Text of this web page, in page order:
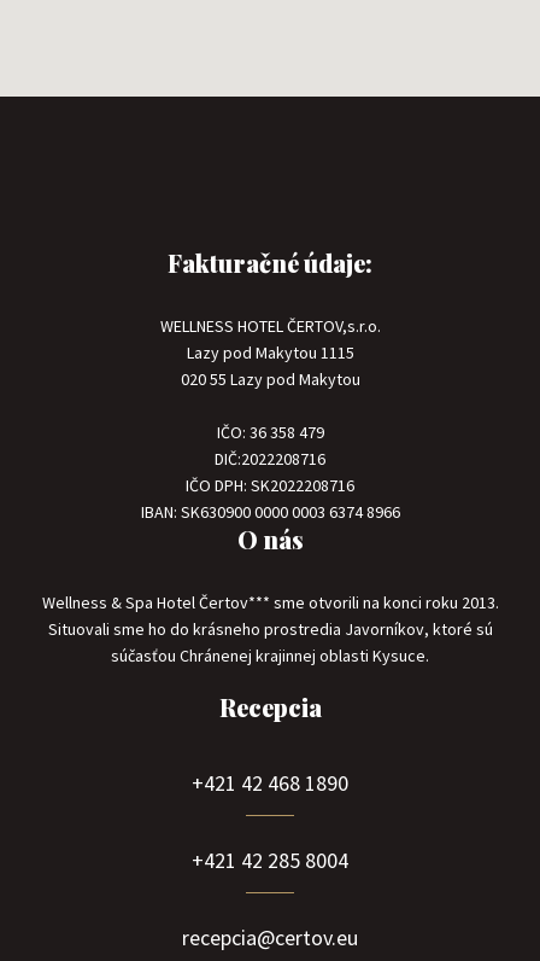
Fakturačné údaje:
WELLNESS HOTEL ČERTOV,s.r.o.
Lazy pod Makytou 1115
020 55 Lazy pod Makytou
IČO: 36 358 479
DIČ:2022208716
IČO DPH: SK2022208716
IBAN: SK630900 0000 0003 6374 8966
O nás
Wellness & Spa Hotel Čertov*** sme otvorili na konci roku 2013.
Situovali sme ho do krásneho prostredia Javorníkov, ktoré sú
súčasťou Chránenej krajinnej oblasti Kysuce.
Recepcia
+421 42 468 1890
+421 42 285 8004
recepcia@certov.eu